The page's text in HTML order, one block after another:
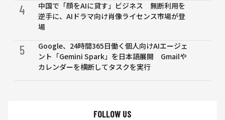
4
中国で「顔をAIに貸す」ビジネス 無断利用を
逆手に、AIドラマ向け肖像ライセンス市場が登
場
5
Google、24時間365日働く個人向けAIエージェ
ント「Gemini Spark」を日本語展開 Gmailや
カレンダーを横断してタスクを実行
FOLLOW US